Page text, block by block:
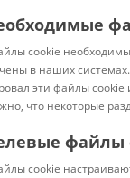
cookie
в наших
эти файлы cookie
что некоторые
файлы
cookie